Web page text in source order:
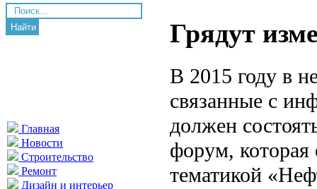
Найти
Главная
Новости
Строительство
Ремонт
Дизайн и интерьер
Грядут
В 2015 году в
связанные с
должен
форум, которая
тематикой